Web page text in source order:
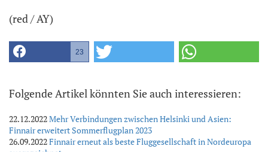
(red / AY)
23
Folgende Artikel könnten Sie auch interessieren:
22.12.2022Mehr Verbindungen zwischen Helsinki und Asien:
Finnair erweitert Sommerflugplan 2023
26.09.2022Finnair erneut als beste Fluggesellschaft in Nordeuropa